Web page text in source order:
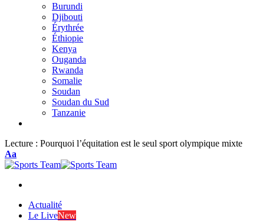
Burundi
Djibouti
Érythrée
Éthiopie
Kenya
Ouganda
Rwanda
Somalie
Soudan
Soudan du Sud
Tanzanie
Lecture : Pourquoi l’équitation est le seul sport olympique mixte
Font
Resizer
Aa
Actualité
Le LiveNew